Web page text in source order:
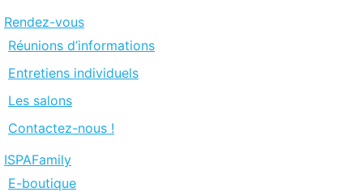
Rendez-vous
Réunions d’informations
Entretiens individuels
Les salons
Contactez-nous !
ISPAFamily
E-boutique